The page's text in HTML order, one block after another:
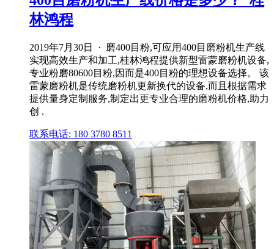
林鸿程
2019年7月30日 · 磨400目粉,可应用400目磨粉机生产线
实现高效生产和加工,桂林鸿程提供新型雷蒙磨粉机设备,
专业粉磨80600目粉,因而是400目粉的理想设备选择。 该
雷蒙磨粉机是传统磨粉机更新换代的设备,而且根据需求
提供量身定制服务,制定出更专业合理的磨粉机价格,助力
创 .
联系电话: 180 3780 8511